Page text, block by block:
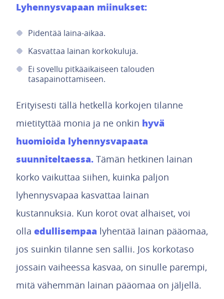
Lyhennysvapaan miinukset:
Pidentää laina-aikaa.
Kasvattaa lainan korkokuluja.
Ei sovellu pitkäaikaiseen talouden
tasapainottamiseen.
Erityisesti tällä hetkellä korkojen tilanne
mietityttää monia ja ne onkin hyvä
huomioida lyhennysvapaata
suunniteltaessa. Tämän hetkinen lainan
korko vaikuttaa siihen, kuinka paljon
lyhennysvapaa kasvattaa lainan
kustannuksia. Kun korot ovat alhaiset, voi
olla edullisempaa lyhentää lainan pääomaa,
jos suinkin tilanne sen sallii. Jos korkotaso
jossain vaiheessa kasvaa, on sinulle parempi,
mitä vähemmän lainan pääomaa on jäljellä.